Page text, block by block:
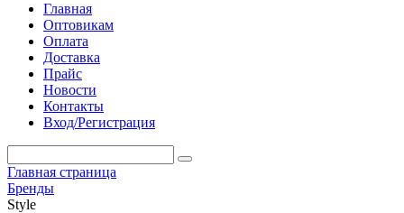
Главная
Оптовикам
Оплата
Доставка
Прайс
Новости
Контакты
Вход/Регистрация
Главная страница
Бренды
Style